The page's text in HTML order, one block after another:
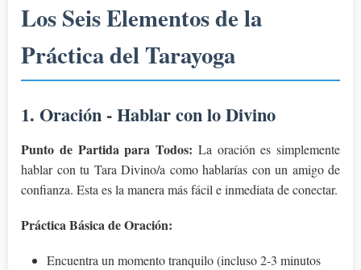
Los Seis Elementos de la
Práctica del Tarayoga
1. Oración - Hablar con lo Divino
Punto de Partida para Todos: La oración es simplemente
hablar con tu Tara Divino/a como hablarías con un amigo de
confianza. Esta es la manera más fácil e inmediata de conectar.
Práctica Básica de Oración:
Encuentra un momento tranquilo (incluso 2-3 minutos